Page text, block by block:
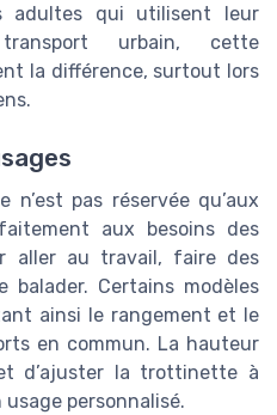
adultes qui utilisent leur
urbain, cette
la différence, surtout lors
pas réservée qu’aux
aux besoins des
aller au travail, faire des
balader. Certains modèles
ainsi le rangement et le
en commun. La hauteur
d’ajuster la trottinette à
personnalisé.